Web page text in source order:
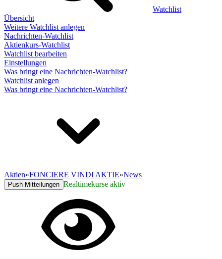
Watchlist
Übersicht
Weitere Watchlist anlegen
Nachrichten-Watchlist
Aktienkurs-Watchlist
Watchlist bearbeiten
Einstellungen
Was bringt eine Nachrichten-Watchlist?
Watchlist anlegen
Was bringt eine Nachrichten-Watchlist?
Aktien»FONCIERE VINDI AKTIE»News
Push Mitteilungen Realtimekurse aktiv